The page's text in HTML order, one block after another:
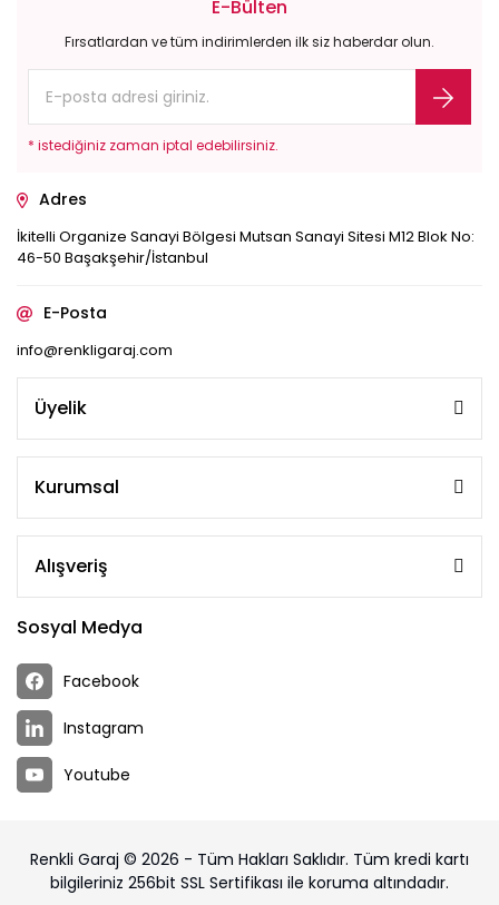
E-Bülten
Fırsatlardan ve tüm indirimlerden ilk siz haberdar olun.
* istediğiniz zaman iptal edebilirsiniz.
Adres
İkitelli Organize Sanayi Bölgesi Mutsan Sanayi Sitesi M12 Blok No:
46-50 Başakşehir/İstanbul
E-Posta
info@renkligaraj.com
Üyelik
Kurumsal
Alışveriş
Sosyal Medya
Facebook
Instagram
Youtube
Renkli Garaj © 2026 - Tüm Hakları Saklıdır. Tüm kredi kartı
bilgileriniz 256bit SSL Sertifikası ile koruma altındadır.